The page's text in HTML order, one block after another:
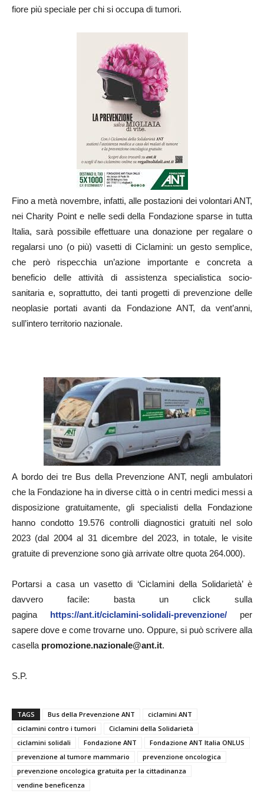
fiore più speciale per chi si occupa di tumori.
Fino a metà novembre, infatti, alle postazioni dei volontari ANT,
nei Charity Point e nelle sedi della Fondazione sparse in tutta
Italia, sarà possibile effettuare una donazione per regalare o
regalarsi uno (o più) vasetti di Ciclamini: un gesto semplice,
che però rispecchia un’azione importante e concreta a
beneficio delle attività di assistenza specialistica socio-
sanitaria e, soprattutto, dei tanti progetti di prevenzione delle
neoplasie portati avanti da Fondazione ANT, da vent’anni,
sull’intero territorio nazionale.
A bordo dei tre Bus della Prevenzione ANT, negli ambulatori
che la Fondazione ha in diverse città o in centri medici messi a
disposizione gratuitamente, gli specialisti della Fondazione
hanno condotto 19.576 controlli diagnostici gratuiti nel solo
2023 (dal 2004 al 31 dicembre del 2023, in totale, le visite
gratuite di prevenzione sono già arrivate oltre quota 264.000).
Portarsi a casa un vasetto di ‘Ciclamini della Solidarietà’ è
davvero facile: basta un click sulla
pagina
https://ant.it/ciclamini-solidali-prevenzione/
per
sapere dove e come trovarne uno. Oppure, si può scrivere alla
casella promozione.nazionale@ant.it.
S.P.
TAGS Bus della Prevenzione ANT
ciclamini ANT
ciclamini contro i tumori
Ciclamini della Solidarietà
ciclamini solidali
Fondazione ANT
Fondazione ANT Italia ONLUS
prevenzione al tumore mammario
prevenzione oncologica
prevenzione oncologica gratuita per la cittadinanza
vendine beneficenza